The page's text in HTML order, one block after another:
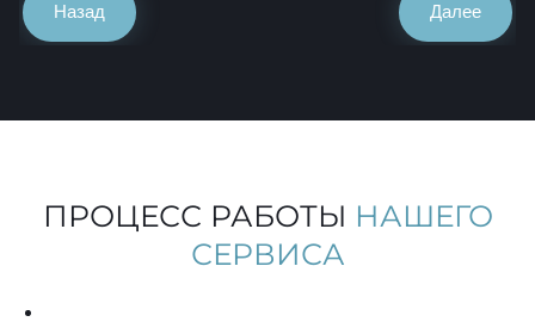
Назад Далее
ПРОЦЕСС РАБОТЫ НАШЕГО
СЕРВИСА